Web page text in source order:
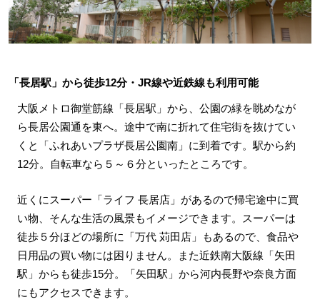
「長居駅」から徒歩12分・JR線や近鉄線も利用可能
大阪メトロ御堂筋線「長居駅」から、公園の緑を眺めなが
ら長居公園通を東へ。途中で南に折れて住宅街を抜けてい
くと「ふれあいプラザ長居公園南」に到着です。駅から約
12分。自転車なら５～６分といったところです。
近くにスーパー「ライフ 長居店」があるので帰宅途中に買
い物、そんな生活の風景もイメージできます。スーパーは
徒歩５分ほどの場所に「万代 苅田店」もあるので、食品や
日用品の買い物には困りません。また近鉄南大阪線「矢田
駅」からも徒歩15分。「矢田駅」から河内長野や奈良方面
にもアクセスできます。